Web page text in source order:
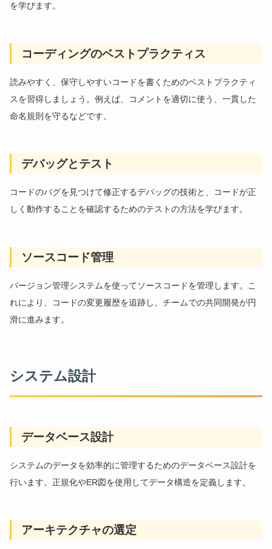
を学びます。
コーディングのベストプラクティス
読みやすく、保守しやすいコードを書くためのベストプラクティ
スを習得しましょう。例えば、コメントを適切に使う、一貫した
命名規則を守るなどです。
デバッグとテスト
コードのバグを見つけて修正するデバッグの技術と、コードが正
しく動作することを確認するためのテストの方法を学びます。
ソースコード管理
バージョン管理システムを使ってソースコードを管理します。こ
れにより、コードの変更履歴を追跡し、チームでの共同開発が円
滑に進みます。
システム設計
データベース設計
システムのデータを効率的に管理するためのデータベース設計を
行います。正規化やER図を使用してデータ構造を定義します。
アーキテクチャの選定